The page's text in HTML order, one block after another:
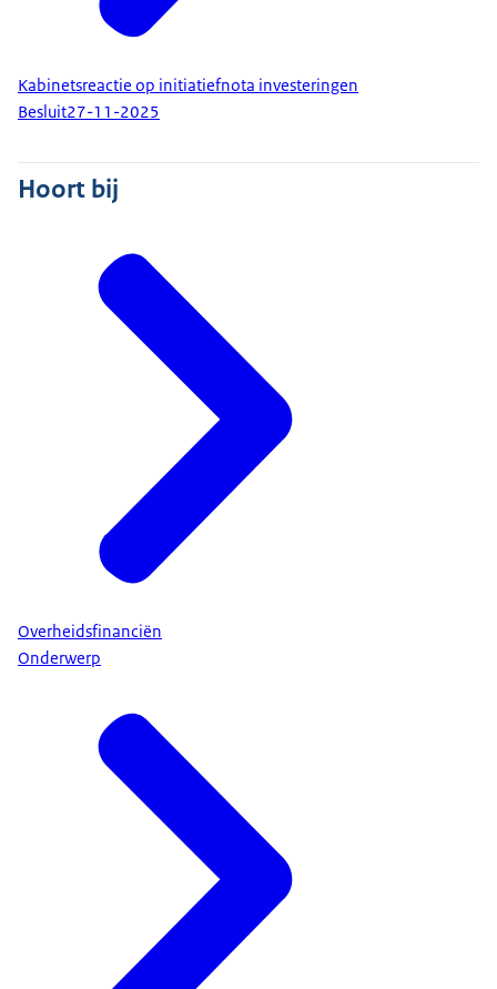
Kabinetsreactie op initiatiefnota investeringen
Besluit27-11-2025
Hoort bij
Overheidsfinanciën
Onderwerp